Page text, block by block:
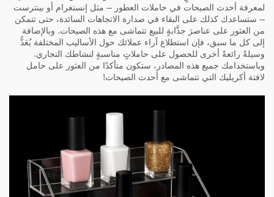
لمعرفة أحدث الصيحات في حاملات العطور — مثل إنستغرام أو بينترست
— ستساعدك كذلك على البقاء في صدارة الاتجاهات السائدة، حتى تتمكن
من العثور على عناصرَ جذَّابةٍ للبيع تتماشى مع هذه الصيحات. وبالإضافة
إلى كل ما سبق، فإن استطلاع آراء عملائك حول الأساليب المختلفة يُعَدُّ
وسيلةً رائعةً أخرى للحصول على حاملاتٍ مناسبةٍ لنشاطك التجاري.
وباستخدامك جميع هذه المصادر، ستكون متأكدًا من العثور على حامل
لافتة أكريليك التي تتماشى مع أحدث الصيحات!